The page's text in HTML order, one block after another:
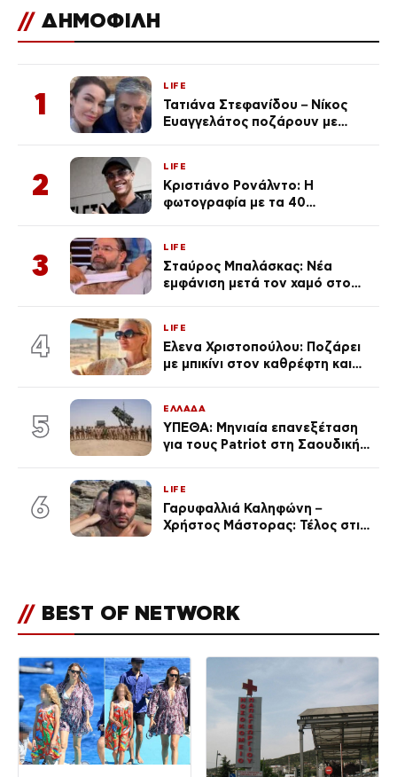
// ΔΗΜΟΦΙΛΗ
1
LIFE
Τατιάνα Στεφανίδου – Νίκος
Ευαγγελάτος ποζάρουν με
2
LIFE
Κριστιάνο Ρονάλντο: Η
φωτογραφία με τα 40
εκ. likes
3
LIFE
Σταύρος Μπαλάσκας: Νέα
εμφάνιση μετά τον χαμό στο
4
LIFE
Έλενα Χριστοπούλου: Ποζάρει
με μπικίνι στον καθρέφτη και
καθεμία…» (Βίντεο)
5
ΕΛΛΑΔΑ
ΥΠΕΘΑ: Μηνιαία επανεξέταση
για τους Patriot στη Σαουδική
6
LIFE
Γαρυφαλλιά Καληφώνη –
Χρήστος Μάστορας: Τέλος στις
// BEST OF NETWORK